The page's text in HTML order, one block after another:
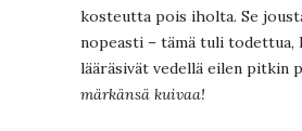
kosteutta pois iholta. Se
nopeasti – tämä tuli todettua,
lääräsivät vedellä eilen pitkin
märkänsä kuivaa!